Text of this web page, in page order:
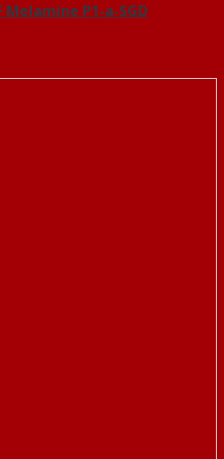
Melamine P1-a-SGD